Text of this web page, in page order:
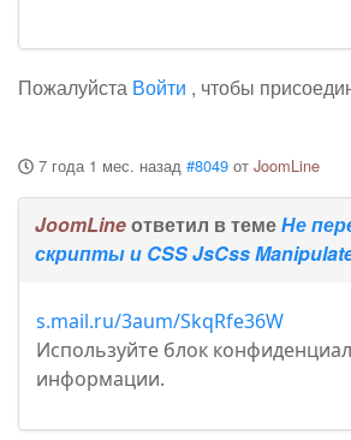
Пожалуйста Войти , чтобы
7 года 1 мес. назад #8049 от JoomLine
JoomLineответил в темеНе
скрипты и CSS JsCss
s.mail.ru/3aum/SkqRfe36W
Используйте блок
информации.